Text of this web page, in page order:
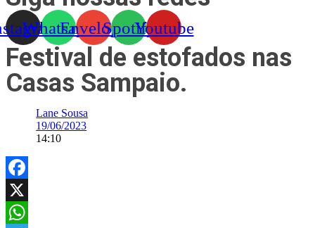
WhatsappEnvelopeSpotifyYoutube
Festival de estofados nas
Casas Sampaio.
Lane Sousa
19/06/2023
14:10
Facebook
X